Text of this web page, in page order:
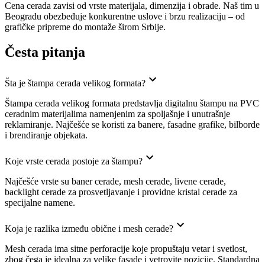
Cena cerada zavisi od vrste materijala, dimenzija i obrade. Naš tim u
Beogradu obezbeđuje konkurentne uslove i brzu realizaciju – od
grafičke pripreme do montaže širom Srbije.
Česta pitanja
Šta je štampa cerada velikog formata?
Štampa cerada velikog formata predstavlja digitalnu štampu na PVC
ceradnim materijalima namenjenim za spoljašnje i unutrašnje
reklamiranje. Najčešće se koristi za banere, fasadne grafike, bilborde
i brendiranje objekata.
Koje vrste cerada postoje za štampu?
Najčešće vrste su baner cerade, mesh cerade, livene cerade,
backlight cerade za prosvetljavanje i providne kristal cerade za
specijalne namene.
Koja je razlika između obične i mesh cerade?
Mesh cerada ima sitne perforacije koje propuštaju vetar i svetlost,
zbog čega je idealna za velike fasade i vetrovite pozicije. Standardna